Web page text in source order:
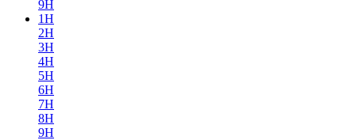
9H
1H
2H
3H
4H
5H
6H
7H
8H
9H